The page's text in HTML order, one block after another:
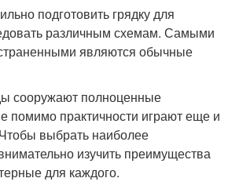
подготовить грядку для
различным схемам. Самыми
являются обычные
сооружают полноценные
помимо практичности играют еще и
выбрать наиболее
изучить преимущества
для каждого.